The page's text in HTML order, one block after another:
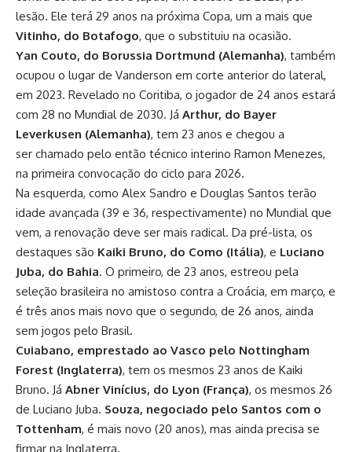
lesão. Ele terá 29 anos na próxima Copa, um a mais que
Vitinho, do Botafogo, que o substituiu na ocasião.
Yan Couto, do Borussia Dortmund (Alemanha), também
ocupou o lugar de Vanderson em corte anterior do lateral,
em 2023. Revelado no Coritiba, o jogador de 24 anos estará
com 28 no Mundial de 2030. Já Arthur, do Bayer
Leverkusen (Alemanha), tem 23 anos e chegou a
ser chamado pelo então técnico interino Ramon Menezes,
na primeira convocação do ciclo para 2026.
Na esquerda, como Alex Sandro e Douglas Santos terão
idade avançada (39 e 36, respectivamente) no Mundial que
vem, a renovação deve ser mais radical. Da pré-lista, os
destaques são Kaiki Bruno, do Como (Itália), e Luciano
Juba, do Bahia. O primeiro, de 23 anos, estreou pela
seleção brasileira no amistoso contra a Croácia, em março, e
é três anos mais novo que o segundo, de 26 anos, ainda
sem jogos pelo Brasil.
Cuiabano, emprestado ao Vasco pelo Nottingham
Forest (Inglaterra), tem os mesmos 23 anos de Kaiki
Bruno. Já Abner Vinícius, do Lyon (França), os mesmos 26
de Luciano Juba. Souza, negociado pelo Santos com o
Tottenham, é mais novo (20 anos), mas ainda precisa se
firmar na Inglaterra.